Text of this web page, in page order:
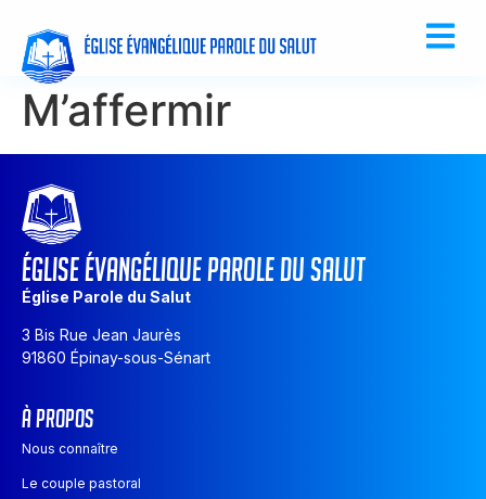
M’affermir
ÉGLISE ÉVANGÉLIQUE PAROLE DU SALUT
Église Parole du Salut
3 Bis Rue Jean Jaurès
91860 Épinay-sous-Sénart
À PROPOS
Nous connaître
Le couple pastoral